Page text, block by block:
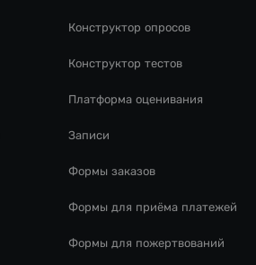
Конструктор опросов
Конструктор тестов
Платформа оценивания
Записи
Формы заказов
Формы для приёма платежей
Формы для пожертвований